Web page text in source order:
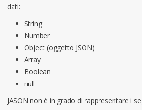
dati:
String
Number
Object (oggetto JSON)
Array
Boolean
null
JASON non è in grado di rappresentare i